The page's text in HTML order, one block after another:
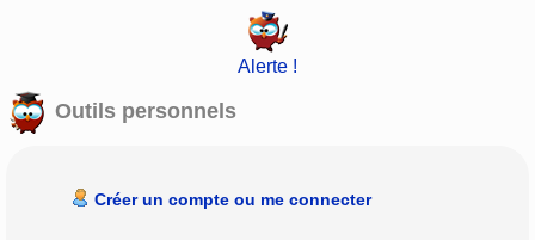
Alerte !
Outils personnels
Créer un compte ou me connecter